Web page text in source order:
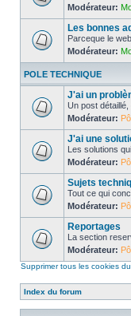
Modérateur:
Les bonnes
Parceque le
Modérateur:
POLE TECHNIQUE
J'ai un
Un post
Modérateur:
J'ai une
Les solutions
Modérateur:
Sujets
Tout ce qui
Modérateur:
Reportages
La section
Modérateur:
Supprimer tous les cookies
Index du forum